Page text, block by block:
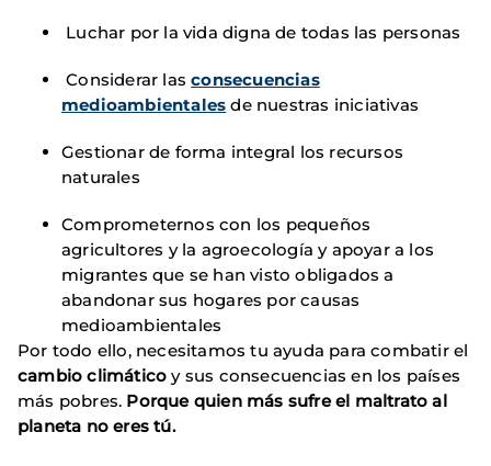
Luchar por la vida digna de todas las personas
Considerar lasconsecuencias
medioambientales de nuestras iniciativas
Gestionar de forma integral los recursos
naturales
Comprometernos con los pequeños
agricultores y la agroecología y apoyar a los
migrantes que se han visto obligados a
abandonar sus hogares por causas
medioambientales
Por todo ello, necesitamos tu ayuda para combatir el
cambio climáticoy sus consecuencias en los países
más pobres. Porque quien más sufre el maltrato al
planeta no eres tú.